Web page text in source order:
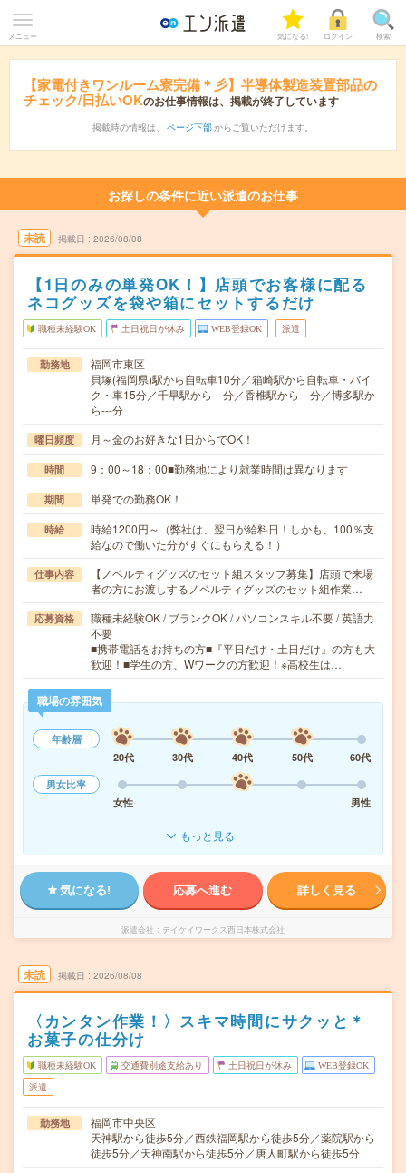
メニュー 気になる! ログイン 検索
【家電付きワンルーム寮完備＊彡】半導体製造装置部品の
チェック/日払いOKのお仕事情報は、掲載が終了しています
掲載時の情報は、 ページ下部 からご覧いただけます。
お探しの条件に近い派遣のお仕事
未読 掲載日 2026/08/08
【1日のみの単発OK！】店頭でお客様に配る
ネコグッズを袋や箱にセットするだけ
職種未経験OK 土日祝日が休み WEB登録OK 派遣
勤務地
福岡市東区
貝塚(福岡県)駅から自転車10分／箱崎駅から自転車・バイ
ク・車15分／千早駅から---分／香椎駅から---分／博多駅か
ら---分
曜日頻度 月～金のお好きな1日からでOK！
時間 9：00～18：00■勤務地により就業時間は異なります
期間 単発での勤務OK！
時給
時給1200円～（弊社は、翌日が給料日！しかも、100％支
給なので働いた分がすぐにもらえる！）
仕事内容
【ノベルティグッズのセット組スタッフ募集】店頭で来場
者の方にお渡しするノベルティグッズのセット組作業…
応募資格
職種未経験OK / ブランクOK / パソコンスキル不要 / 英語力
不要
■携帯電話をお持ちの方■『平日だけ・土日だけ』の方も大
歓迎！■学生の方、Wワークの方歓迎！※高校生は…
職場の雰囲気
年齢層
20代
30代 40代 50代
60代
男女比率
女性
男性
もっと見る
気になる! 応募へ進む 詳しく見る
派遣会社 テイケイワークス西日本株式会社
未読 掲載日 2026/08/08
〈カンタン作業！〉スキマ時間にサクッと＊
お菓子の仕分け
職種未経験OK 交通費別途支給あり 土日祝日が休み WEB登録OK
派遣
勤務地
福岡市中央区
天神駅から徒歩5分／西鉄福岡駅から徒歩5分／薬院駅から
徒歩5分／天神南駅から徒歩5分／唐人町駅から徒歩5分